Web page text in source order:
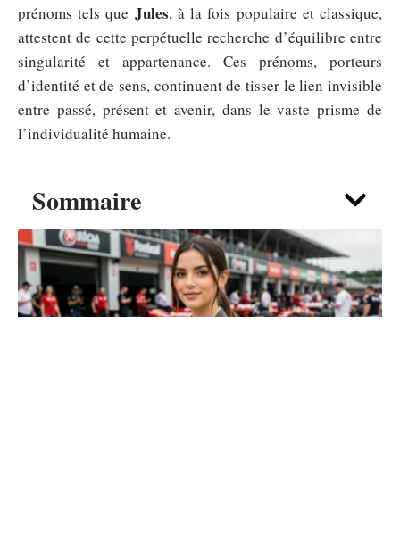
Sommaire
prénoms tels que Jules, à la fois populaire et classique,
attestent de cette perpétuelle recherche d’équilibre entre
singularité et appartenance. Ces prénoms, porteurs
d’identité et de sens, continuent de tisser le lien invisible
entre passé, présent et avenir, dans le vaste prisme de
l’individualité humaine.